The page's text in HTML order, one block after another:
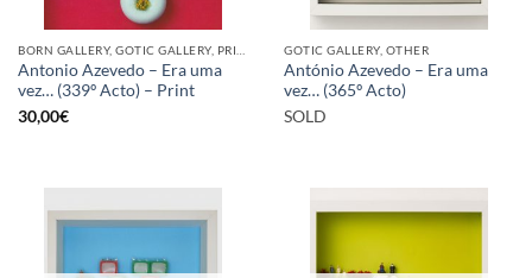
Antonio Azevedo – Era uma
vez… (339º Acto) – Print
30,00€
GOTIC GALLERY, OTHER
António Azevedo – Era uma
vez… (365º Acto)
SOLD